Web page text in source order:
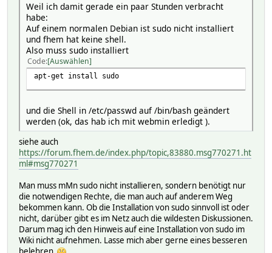
Weil ich damit gerade ein paar Stunden verbracht
habe:
Auf einem normalen Debian ist sudo nicht installiert
und fhem hat keine shell.
Also muss sudo installiert
Code Auswählen
apt-get install sudo
und die Shell in /etc/passwd auf /bin/bash geändert
werden (ok, das hab ich mit webmin erledigt ).
siehe auch
https://forum.fhem.de/index.php/topic,83880.msg770271.ht
ml#msg770271
Man muss mMn sudo nicht installieren, sondern benötigt nur
die notwendigen Rechte, die man auch auf anderem Weg
bekommen kann. Ob die Installation von sudo sinnvoll ist oder
nicht, darüber gibt es im Netz auch die wildesten Diskussionen.
Darum mag ich den Hinweis auf eine Installation von sudo im
Wiki nicht aufnehmen. Lasse mich aber gerne eines besseren